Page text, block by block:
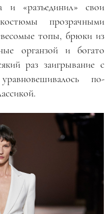
и «разъединил» свои
прозрачными
топы, брюки из
органзой и богато
раз заигрывание с
по-